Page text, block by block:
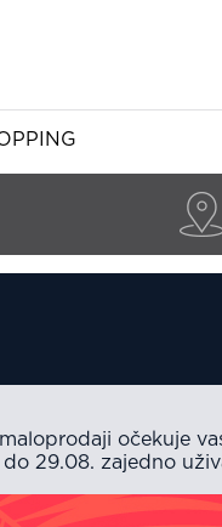
očekuje
29.08. zajedno